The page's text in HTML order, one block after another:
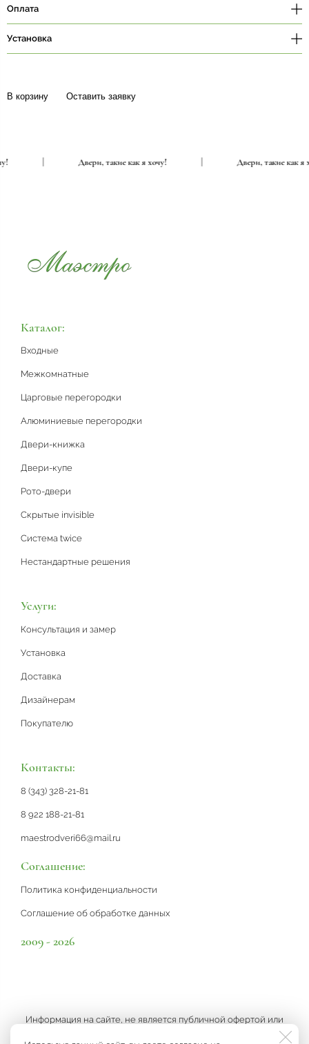
Оплата
Установка
В корзину Оставить заявку
Двери, такие как я хочу! Двери, такие
Каталог:
Входные
Межкомнатные
Царговые перегородки
Алюминиевые перегородки
Двери-книжка
Двери-купе
Рото-двери
Скрытые invisible
Система twice
Нестандартные решения
Услуги:
Консультация и замер
Установка
Доставка
Дизайнерам
Покупателю
Контакты:
8 (343) 328-21-81
8 922 188-21-81
maestrodveri66@mail.ru
Соглашение:
Политика конфиденциальности
Соглашение об обработке данных
2009 - 2026
Информация на сайте, не является публичной офертой или
рекламой, а носит информационный характер и может быть